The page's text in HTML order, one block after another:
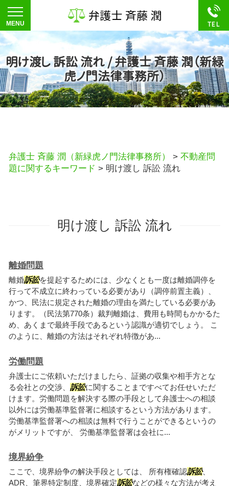
明け渡し 訴訟 流れ / 弁護士 斉藤 潤（新緑
虎ノ門法律事務所）
弁護士 斉藤 潤（新緑虎ノ門法律事務所） > 不動産問
題に関するキーワード > 明け渡し 訴訟 流れ
明け渡し 訴訟 流れ
離婚問題
離婚訴訟を提起するためには、少なくとも一度は離婚調停を
行って不成立に終わっている必要があり（調停前置主義）、
かつ、民法に規定された離婚の理由を満たしている必要があ
ります。（民法第770条）裁判離婚は、費用も時間もかかるた
め、あくまで最終手段であるという認識が適切でしょう。 こ
のように、離婚の方法はそれぞれ特徴があ...
労働問題
弁護士にご依頼いただけましたら、証拠の収集や相手方とな
る会社との交渉、 訴訟に関することまですべてお任せいただ
けます。労働問題を解決する際の手段として弁護士への相談
以外には労働基準監督署に相談するという方法があります。
労働基準監督署への相談は無料で行うことができるというの
がメリットですが、 労働基準監督署は会社に...
境界紛争
ここで、境界紛争の解決手段としては、 所有権確認訴訟、
ADR、筆界特定制度、境界確定訴訟などの様々な方法が考え